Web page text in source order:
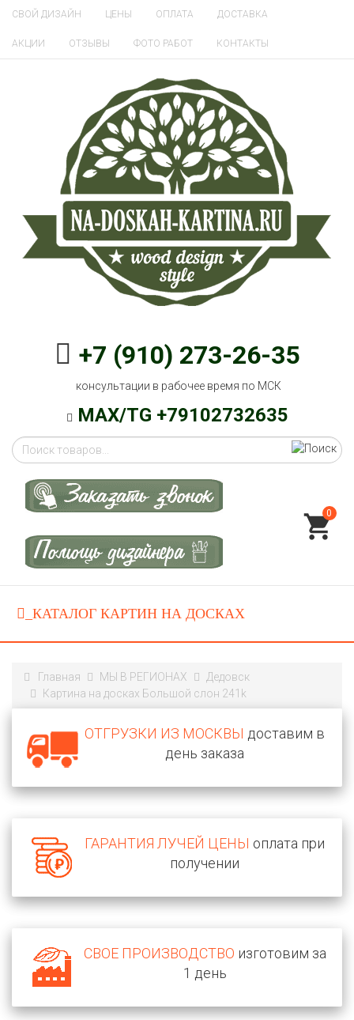
СВОЙ ДИЗАЙН ЦЕНЫ ОПЛАТА ДОСТАВКА
АКЦИИ ОТЗЫВЫ ФОТО РАБОТ КОНТАКТЫ
+7 (910) 273-26-35
консультации в рабочее время по МСК
MAX/TG +79102732635
0
Главная МЫ В РЕГИОНАХ
Дедовск
Картина на досках Большой слон 241k
ОТГРУЗКИ ИЗ МОСКВЫ доставим в
день заказа
ГАРАНТИЯ ЛУЧЕЙ ЦЕНЫ оплата при
получении
СВОЕ ПРОИЗВОДСТВО изготовим за
1 день